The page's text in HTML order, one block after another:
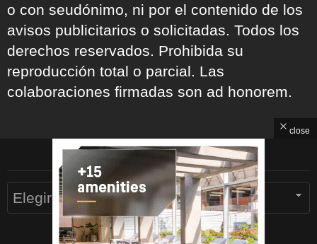
o con seudónimo, ni por el contenido de los
avisos publicitarios o solicitadas. Todos los
derechos reservados. Prohibida su
reproducción total o parcial. Las
colaboraciones firmadas son ad honorem.
ARCHIVOS
Archivos
close